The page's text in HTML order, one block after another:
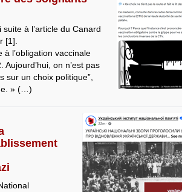
à l’article du Canard
[1].
à l’obligation vaccinale
on n’est pas
sur un choix politique”,
» (…)